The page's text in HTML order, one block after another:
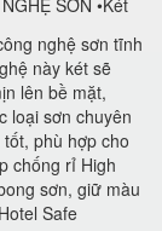
SƠN •Két
nghệ sơn tĩnh
này két sẽ
lên bề mặt,
loại sơn chuyên
phù hợp cho
chống rỉ High
sơn, giữ màu
Safe